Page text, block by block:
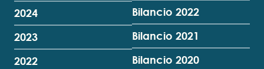
2024
2023
2022
Bilancio 2022
Bilancio 2021
Bilancio 2020